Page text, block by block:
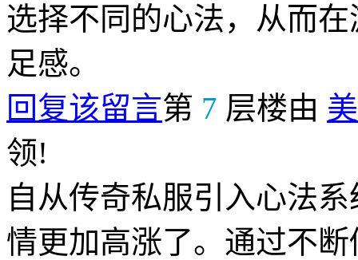
选择不同的心法，从而
足感。
回复该留言第 7 层楼由
领!
自从传奇私服引入心法
情更加高涨了。通过不